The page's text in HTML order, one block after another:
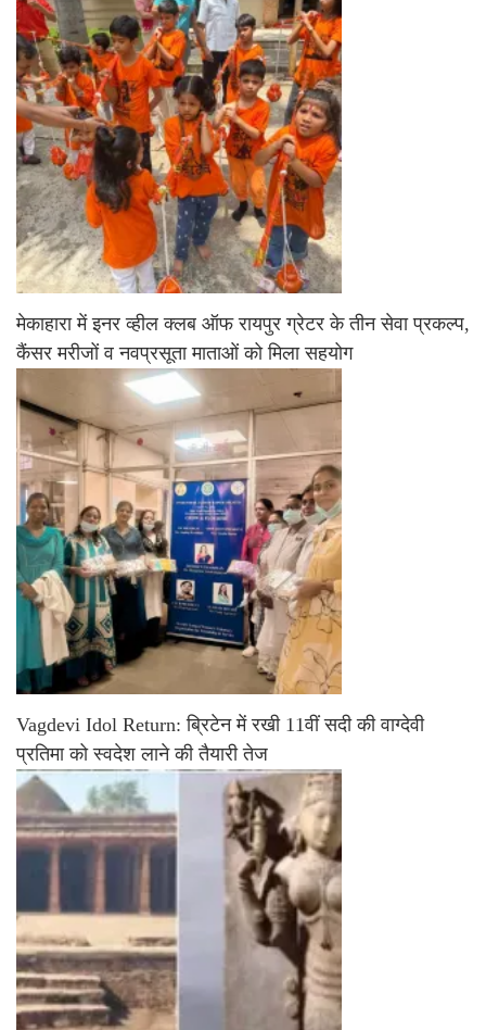
मेकाहारा में इनर व्हील क्लब ऑफ रायपुर ग्रेटर के तीन सेवा प्रकल्प,
कैंसर मरीजों व नवप्रसूता माताओं को मिला सहयोग
Vagdevi Idol Return: ब्रिटेन में रखी 11वीं सदी की वाग्देवी
प्रतिमा को स्वदेश लाने की तैयारी तेज